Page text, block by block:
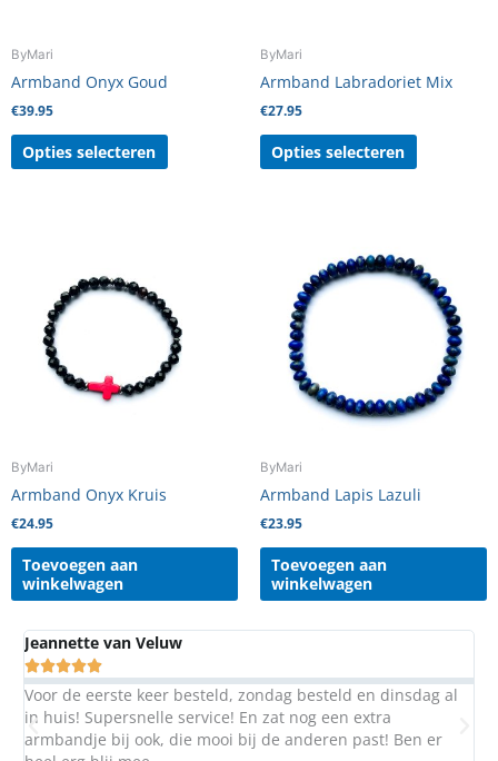
ByMari
Armband Onyx Goud
€39.95
Opties selecteren
de
productpagina
ByMari
Armband Labradoriet Mix
€27.95
Opties selecteren
de
ByMari
Armband Onyx Kruis
€24.95
Toevoegen aan
winkelwagen
ByMari
Armband Lapis Lazuli
€23.95
Toevoegen aan
winkelwagen
en dinsdag al
een extra
past! Ben er
Margaret Berg
Al vaker iets besteld bij Mari. Ze maakt het
jou eigen zin als je dit wilt.Top!